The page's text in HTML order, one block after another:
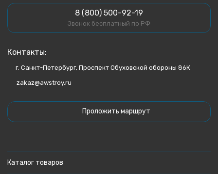
8 (800) 500-92-19
Звонок бесплатный по РФ
Контакты:
г. Санкт-Петербург, Проспект Обуховской обороны 86К
zakaz@awstroy.ru
Проложить маршрут
Каталог товаров